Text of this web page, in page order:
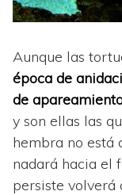
Aunque las
época de
de
y son ellas las
hembra no está
nadará hacia el
persiste volverá